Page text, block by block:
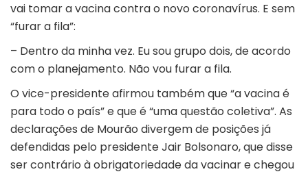
vai tomar a vacina contra o novo coronavírus. E sem
“furar a fila”:
– Dentro da minha vez. Eu sou grupo dois, de acordo
com o planejamento. Não vou furar a fila.
O vice-presidente afirmou também que “a vacina é
para todo o país” e que é “uma questão coletiva”. As
declarações de Mourão divergem de posições já
defendidas pelo presidente Jair Bolsonaro, que disse
ser contrário à obrigatoriedade da vacinar e chegou